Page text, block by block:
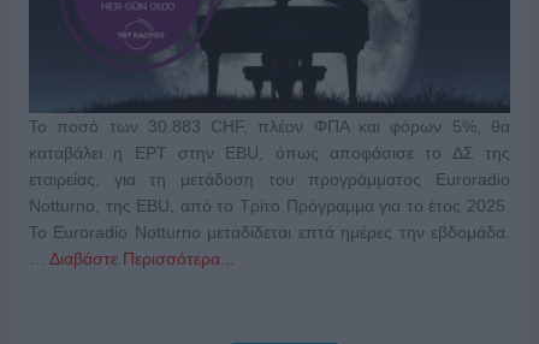
Το ποσό των 30.883 CHF, πλέον ΦΠΑ και φόρων 5%, θα
καταβάλει η ΕΡΤ στην EBU, όπως αποφάσισε το ΔΣ της
εταιρείας, για τη μετάδοση του προγράμματος Euroradio
Notturno, της EBU, από το Τρίτο Πρόγραμμα για το έτος 2025.
Το Euroradio Notturno μεταδίδεται επτά ημέρες την εβδομάδα.
Διαβάστε Περισσότερα...